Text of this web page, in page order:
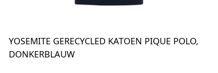
YOSEMITE GERECYCLED KATOEN PIQUE POLO,
DONKERBLAUW